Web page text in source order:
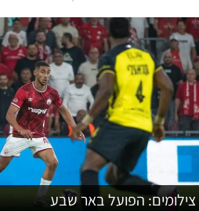
צילומים: הפועל באר שבע